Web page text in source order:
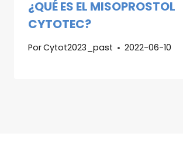
¿QUÉ ES EL MISOPROSTOL
CYTOTEC?
PorCytot2023_past 2022-06-10